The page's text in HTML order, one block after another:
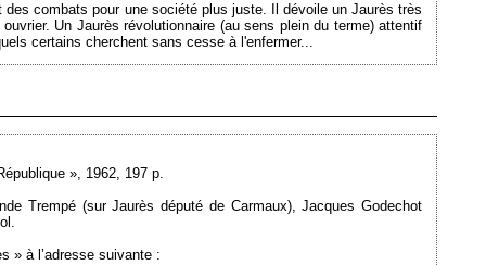
combats pour une société plus juste. Il dévoile un Jaurès très
Un Jaurès révolutionnaire (au sens plein du terme) attentif
certains cherchent sans cesse à l'enfermer...
», 1962, 197 p.
Trempé (sur Jaurès député de Carmaux), Jacques Godechot
» à l’adresse suivante :